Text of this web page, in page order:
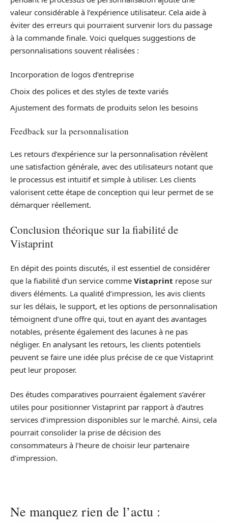
valeur considérable à l’expérience utilisateur. Cela aide à
éviter des erreurs qui pourraient survenir lors du passage
à la commande finale. Voici quelques suggestions de
personnalisations souvent réalisées :
Incorporation de logos d’entreprise
Choix des polices et des styles de texte variés
Ajustement des formats de produits selon les besoins
Feedback sur la personnalisation
Les retours d’expérience sur la personnalisation révèlent
une satisfaction générale, avec des utilisateurs notant que
le processus est intuitif et simple à utiliser. Les clients
valorisent cette étape de conception qui leur permet de se
démarquer réellement.
Conclusion théorique sur la fiabilité de
Vistaprint
En dépit des points discutés, il est essentiel de considérer
que la fiabilité d’un service comme Vistaprint repose sur
divers éléments. La qualité d’impression, les avis clients
sur les délais, le support, et les options de personnalisation
témoignent d’une offre qui, tout en ayant des avantages
notables, présente également des lacunes à ne pas
négliger. En analysant les retours, les clients potentiels
peuvent se faire une idée plus précise de ce que Vistaprint
peut leur proposer.
Des études comparatives pourraient également s’avérer
utiles pour positionner Vistaprint par rapport à d’autres
services d’impression disponibles sur le marché. Ainsi, cela
pourrait consolider la prise de décision des
consommateurs à l’heure de choisir leur partenaire
d’impression.
Ne manquez rien de l’actu :